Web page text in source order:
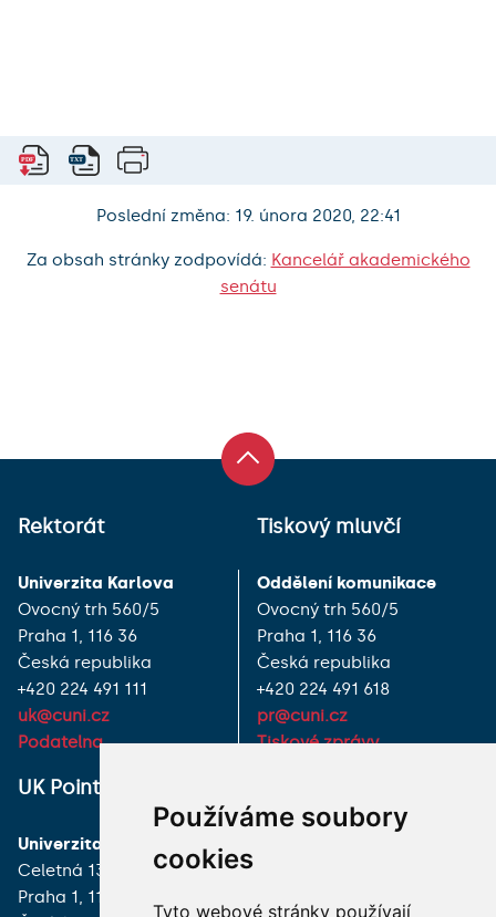
Používáme soubory
cookies
Tyto webové stránky používají
Poslední změna: 19. února 2020, 22:41
Za obsah stránky zodpovídá: Kancelář akademického
senátu
Rektorát
Univerzita Karlova
Ovocný trh 560/5
Praha 1, 116 36
Česká republika
+420 224 491 111
uk@cuni.cz
Podatelna
Tiskový mluvčí
Oddělení komunikace
Ovocný trh 560/5
Praha 1, 116 36
Česká republika
+420 224 491 618
pr@cuni.cz
Tiskové zprávy
UK Point
Univerzita Karlova
Celetná 13
Praha 1, 116 36
JAK K NÁM?